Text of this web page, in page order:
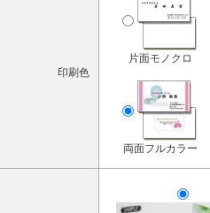
印刷色
片面モノクロ
両面フルカラー